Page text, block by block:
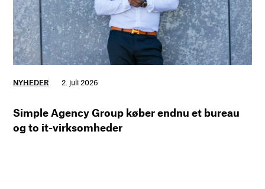
NYHEDER 2. juli 2026
Simple Agency Group køber endnu et bureau
og to it-virksomheder